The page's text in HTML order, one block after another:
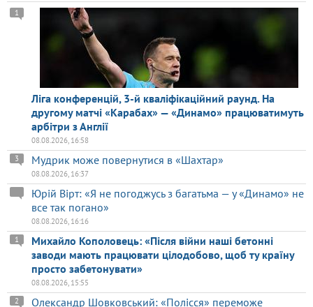
Ліга конференцій, 3-й кваліфікаційний раунд. На
другому матчі «Карабах» — «Динамо» працюватимуть
арбітри з Англії
1
08.08.2026, 16:58
Мудрик може повернутися в «Шахтар»
3
08.08.2026, 16:37
Юрій Вірт: «Я не погоджусь з багатьма — у «Динамо» не
все так погано»
08.08.2026, 16:16
Михайло Кополовець: «Після війни наші бетонні
заводи мають працювати цілодобово, щоб ту країну
просто забетонувати»
1
08.08.2026, 15:55
Олександр Шовковський: «Полісся» переможе
2